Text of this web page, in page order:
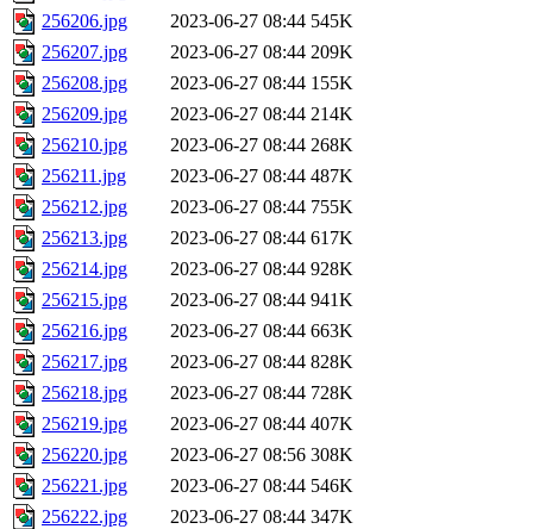
256206.jpg
2023-06-27 08:44 545K
256207.jpg
2023-06-27 08:44 209K
256208.jpg
2023-06-27 08:44 155K
256209.jpg
2023-06-27 08:44 214K
256210.jpg
2023-06-27 08:44 268K
256211.jpg
2023-06-27 08:44 487K
256212.jpg
2023-06-27 08:44 755K
256213.jpg
2023-06-27 08:44 617K
256214.jpg
2023-06-27 08:44 928K
256215.jpg
2023-06-27 08:44 941K
256216.jpg
2023-06-27 08:44 663K
256217.jpg
2023-06-27 08:44 828K
256218.jpg
2023-06-27 08:44 728K
256219.jpg
2023-06-27 08:44 407K
256220.jpg
2023-06-27 08:56 308K
256221.jpg
2023-06-27 08:44 546K
256222.jpg
2023-06-27 08:44 347K